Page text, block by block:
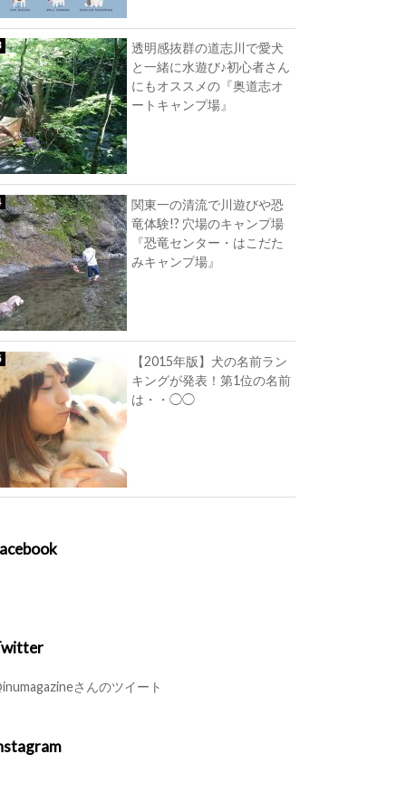
透明感抜群の道志川で愛犬
と一緒に水遊び♪初心者さん
にもオススメの『奥道志オ
ートキャンプ場』
関東一の清流で川遊びや恐
竜体験!? 穴場のキャンプ場
『恐竜センター・はこだた
みキャンプ場』
【2015年版】犬の名前ラン
キングが発表！第1位の名前
は・・◯◯
さんのツイート